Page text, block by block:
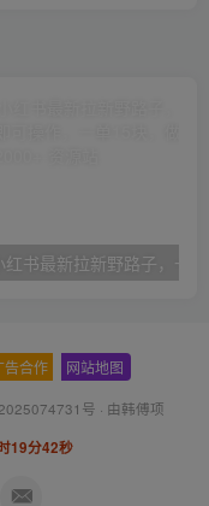
告合作 网站地图
号 · 由韩傅项
19分42秒